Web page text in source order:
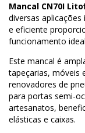
Mancal CN70I
diversas
e eficiente
funcionamento
Este mancal é
tapeçarias, móveis
renovadores de
para portas semi-
artesanatos,
elásticas e caixas.